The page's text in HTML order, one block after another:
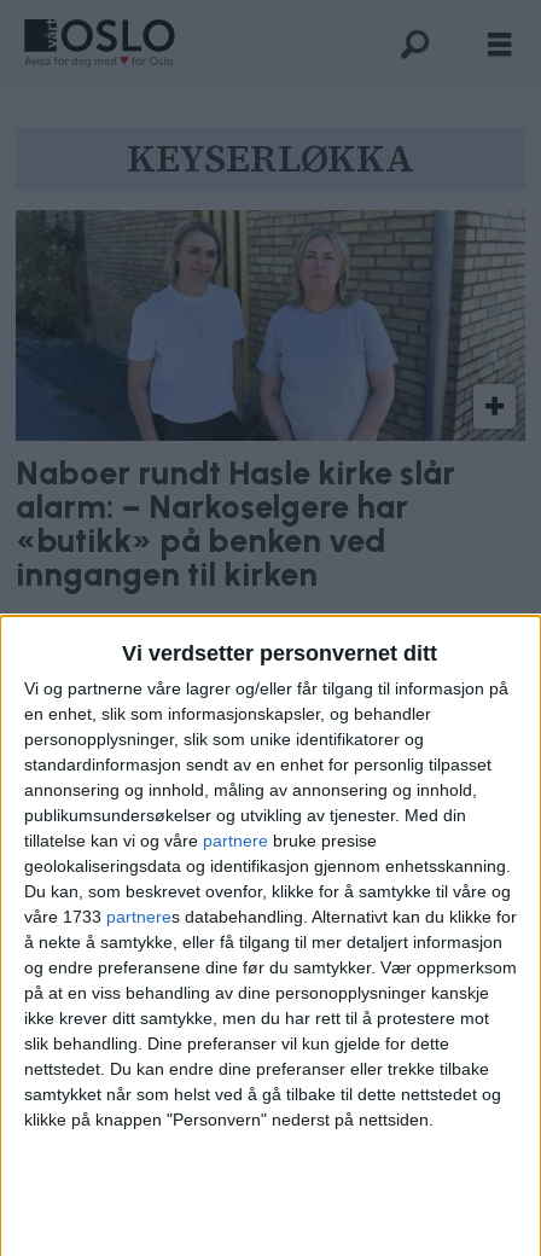
Vi verdsetter personvernet ditt
Vi og partnerne våre lagrer og/eller får tilgang til informasjon på
en enhet, slik som informasjonskapsler, og behandler
personopplysninger, slik som unike identifikatorer og
standardinformasjon sendt av en enhet for personlig tilpasset
annonsering og innhold, måling av annonsering og innhold,
publikumsundersøkelser og utvikling av tjenester. Med din
tillatelse kan vi og våre partnere bruke presise
geolokaliseringsdata og identifikasjon gjennom enhetsskanning.
Du kan, som beskrevet ovenfor, klikke for å samtykke til våre og
våre 1733 partneres databehandling. Alternativt kan du klikke for
å nekte å samtykke, eller få tilgang til mer detaljert informasjon
og endre preferansene dine før du samtykker. Vær oppmerksom
på at en viss behandling av dine personopplysninger kanskje
ikke krever ditt samtykke, men du har rett til å protestere mot
slik behandling. Dine preferanser vil kun gjelde for dette
nettstedet. Du kan endre dine preferanser eller trekke tilbake
samtykket når som helst ved å gå tilbake til dette nettstedet og
klikke på knappen "Personvern" nederst på nettsiden.
keyserløkka
KEYSERLØKKA
Naboer rundt Hasle kirke slår
alarm: – Narkoselgere har
«butikk» på benken ved
inngangen til kirken
Lisa på Keyserløkka blir
fullstendig innebygd av
høyhus på alle kanter: – Jeg
føler meg maktesløs